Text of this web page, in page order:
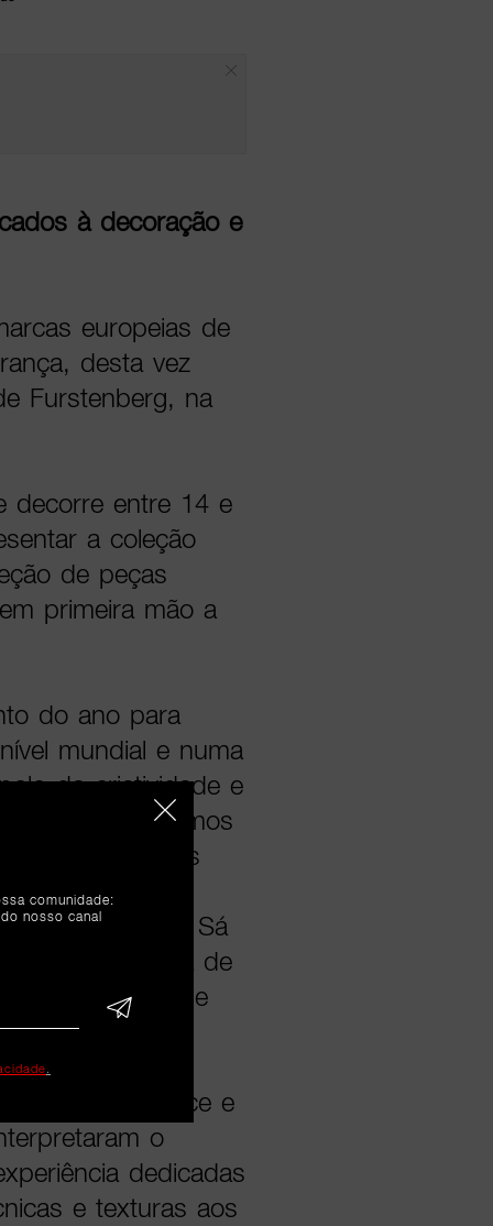
à decoração e
europeias de
desta vez
Furstenberg, na
decorre entre 14 e
a coleção
de peças
primeira mão a
do ano para
mundial e numa
da criatividade e
mais próximos
e daqueles
exclusividade,
a Ferreira de Sá
Diretora de
comunicado de
Sandrine Place e
o
dedicadas
e texturas aos
comunidade:
nosso canal
.